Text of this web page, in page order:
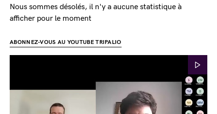
Nous sommes désolés, il n'y a aucune statistique à
afficher pour le moment
ABONNEZ-VOUS AU YOUTUBE TRIPALIO